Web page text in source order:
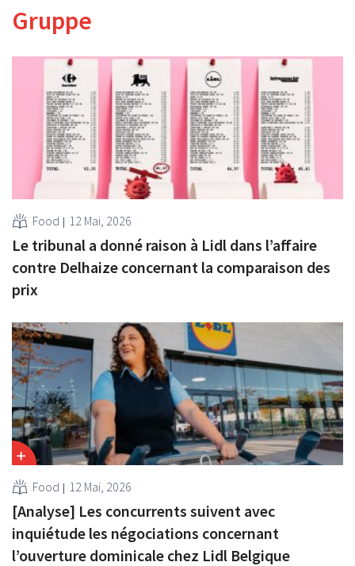
Gruppe
Food 12 Mai, 2026
Le tribunal a donné raison à Lidl dans l’affaire
contre Delhaize concernant la comparaison des
prix
Food 12 Mai, 2026
[Analyse] Les concurrents suivent avec
inquiétude les négociations concernant
l’ouverture dominicale chez Lidl Belgique